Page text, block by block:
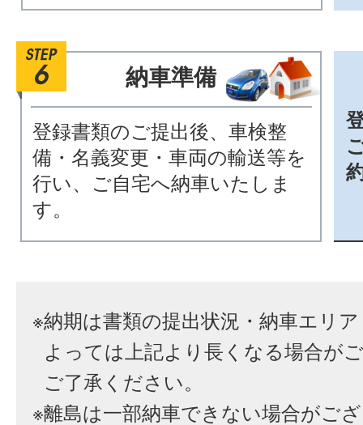
納車準備
登録書類のご提出後、車検整
備・名義変更・車両の輸送等を
行い、ご自宅へ納車いたしま
す。
※納期は書類の提出状況・納車エリ
よっては上記より長くなる場合が
ご了承ください。
※離島は一部納車できない場合がご